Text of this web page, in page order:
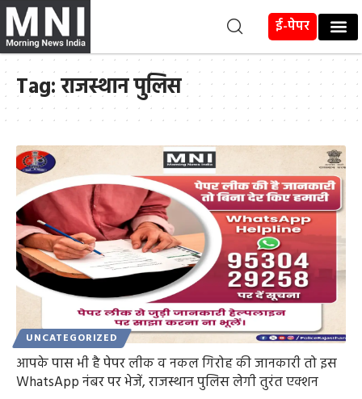
ई-पेपर
Tag:राजस्थान पुलिस
UNCATEGORIZED
आपके पास भी है पेपर लीक व नकल गिरोह की जानकारी तो इस
WhatsApp नंबर पर भेजें, राजस्थान पुलिस लेगी तुरंत एक्शन